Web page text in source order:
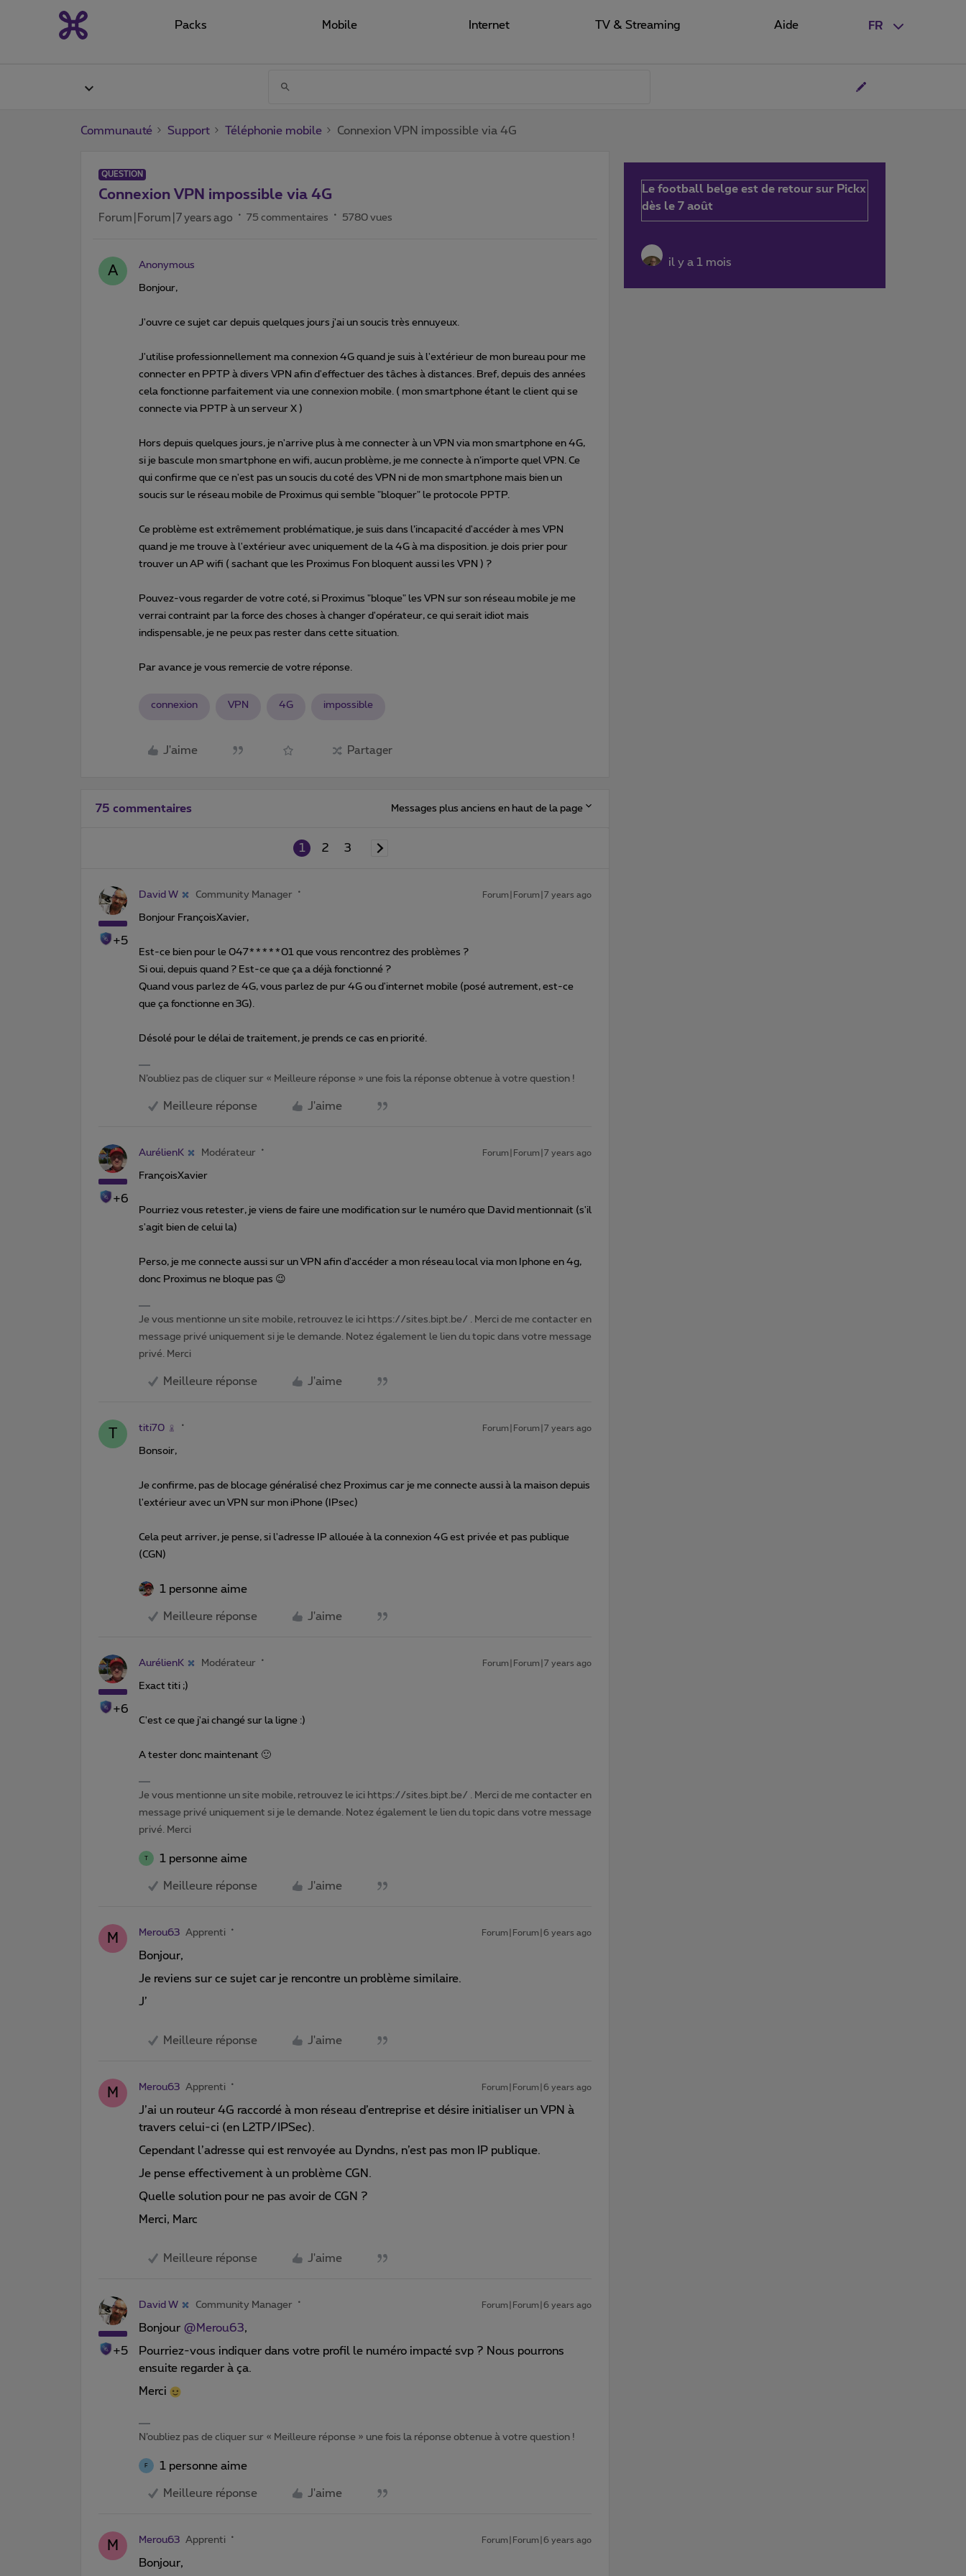
FR
Packs Mobile Internet TV & Streaming Aide
Communauté Support Téléphonie mobile Connexion VPN impossible via 4G
QUESTION
Connexion VPN impossible via 4G
Forum|Forum|7 years ago 75 commentaires 5780 vues
A Anonymous
Bonjour,
J'ouvre ce sujet car depuis quelques jours j'ai un soucis très ennuyeux.
J'utilise professionnellement ma connexion 4G quand je suis à l'extérieur de mon bureau pour me
connecter en PPTP à divers VPN afin d'effectuer des tâches à distances. Bref, depuis des années
cela fonctionne parfaitement via une connexion mobile. ( mon smartphone étant le client qui se
connecte via PPTP à un serveur X )
Hors depuis quelques jours, je n'arrive plus à me connecter à un VPN via mon smartphone en 4G,
si je bascule mon smartphone en wifi, aucun problème, je me connecte à n’importe quel VPN. Ce
qui confirme que ce n'est pas un soucis du coté des VPN ni de mon smartphone mais bien un
soucis sur le réseau mobile de Proximus qui semble "bloquer" le protocole PPTP.
Ce problème est extrêmement problématique, je suis dans l’incapacité d'accéder à mes VPN
quand je me trouve à l'extérieur avec uniquement de la 4G à ma disposition. je dois prier pour
trouver un AP wifi ( sachant que les Proximus Fon bloquent aussi les VPN ) ?
Pouvez-vous regarder de votre coté, si Proximus "bloque" les VPN sur son réseau mobile je me
verrai contraint par la force des choses à changer d'opérateur, ce qui serait idiot mais
indispensable, je ne peux pas rester dans cette situation.
Par avance je vous remercie de votre réponse.
connexion VPN 4G impossible
J'aime Partager
75 commentaires Messages plus anciens en haut de la page
1 2 3
+5
David W Community Manager Forum|Forum|7 years ago
Bonjour FrançoisXavier,
Est-ce bien pour le 047*****01 que vous rencontrez des problèmes ?
Si oui, depuis quand ? Est-ce que ça a déjà fonctionné ?
Quand vous parlez de 4G, vous parlez de pur 4G ou d'internet mobile (posé autrement, est-ce
que ça fonctionne en 3G).
Désolé pour le délai de traitement, je prends ce cas en priorité.
N’oubliez pas de cliquer sur « Meilleure réponse » une fois la réponse obtenue à votre question !
Meilleure réponse J'aime
+6
AurélienK Modérateur Forum|Forum|7 years ago
FrançoisXavier
Pourriez vous retester, je viens de faire une modification sur le numéro que David mentionnait (s'il
s'agit bien de celui la)
Perso, je me connecte aussi sur un VPN afin d'accéder a mon réseau local via mon Iphone en 4g,
donc Proximus ne bloque pas 😉
Je vous mentionne un site mobile, retrouvez le ici https://sites.bipt.be/ . Merci de me contacter en
message privé uniquement si je le demande. Notez également le lien du topic dans votre message
privé. Merci
Meilleure réponse J'aime
T titi70 Forum|Forum|7 years ago
Bonsoir,
Je confirme, pas de blocage généralisé chez Proximus car je me connecte aussi à la maison depuis
l'extérieur avec un VPN sur mon iPhone (IPsec)
Cela peut arriver, je pense, si l'adresse IP allouée à la connexion 4G est privée et pas publique
(CGN)
1 personne aime
Meilleure réponse J'aime
+6
AurélienK Modérateur Forum|Forum|7 years ago
Exact titi ;)
C'est ce que j'ai changé sur la ligne :)
A tester donc maintenant 🙂
Je vous mentionne un site mobile, retrouvez le ici https://sites.bipt.be/ . Merci de me contacter en
message privé uniquement si je le demande. Notez également le lien du topic dans votre message
privé. Merci
T 1 personne aime
Meilleure réponse J'aime
M Merou63 Apprenti Forum|Forum|6 years ago
Bonjour,
Je reviens sur ce sujet car je rencontre un problème similaire.
J’
Meilleure réponse J'aime
M Merou63 Apprenti Forum|Forum|6 years ago
J’ai un routeur 4G raccordé à mon réseau d’entreprise et désire initialiser un VPN à
travers celui-ci (en L2TP/IPSec).
Cependant l’adresse qui est renvoyée au Dyndns, n’est pas mon IP publique.
Je pense effectivement à un problème CGN.
Quelle solution pour ne pas avoir de CGN ?
Merci, Marc
Meilleure réponse J'aime
+5
David W Community Manager Forum|Forum|6 years ago
Bonjour @Merou63,
Pourriez-vous indiquer dans votre profil le numéro impacté svp ? Nous pourrons
ensuite regarder à ça.
Merci
N’oubliez pas de cliquer sur « Meilleure réponse » une fois la réponse obtenue à votre question !
F 1 personne aime
Meilleure réponse J'aime
M Merou63 Apprenti Forum|Forum|6 years ago
Bonjour,
Le football belge est de retour sur Pickx
dès le 7 août
il y a 1 mois